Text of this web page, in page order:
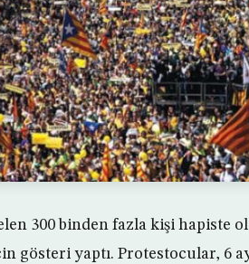
300 binden fazla kişi hapiste
gösteri yaptı. Protestocular, 6